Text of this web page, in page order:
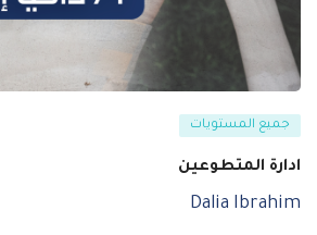
جميع المستويات
ادارة المتطوعين
Dalia Ibrahim